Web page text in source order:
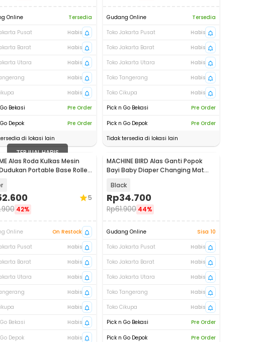
Online
Tersedia
Pusat
Habis
Barat
Habis
Utara
Habis
Habis
Habis
Bekasi
Pre Order
Depok
Pre Order
di lokasi lain
Gudang Online
Tersedia
Toko Jakarta Pusat
Habis
Toko Jakarta Barat
Habis
Toko Jakarta Utara
Habis
Toko Tangerang
Habis
Toko Cikupa
Habis
Pick n Go Bekasi
Pre Order
Pick n Go Depok
Pre Order
Tidak tersedia di lokasi lain
TERJUAL HABIS
Alas Roda Kulkas Mesin
Portable Base Roller
42%
5
Online
On Restock
Pusat
Habis
Barat
Habis
Utara
Habis
Habis
Habis
Bekasi
Habis
Depok
Habis
MACHINE BIRD Alas Ganti Popok
Bayi Baby Diaper Changing Mat
Black
Rp34.700
Rp61.900 44%
Gudang Online
Sisa 10
Toko Jakarta Pusat
Habis
Toko Jakarta Barat
Habis
Toko Jakarta Utara
Habis
Toko Tangerang
Habis
Toko Cikupa
Habis
Pick n Go Bekasi
Pre Order
Pick n Go Depok
Pre Order